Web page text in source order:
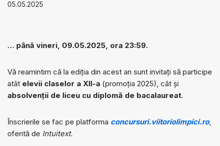
05.05.2025
… până vineri, 09.05.2025, ora 23:59.
Vă reamintim că la ediția din acest an sunt invitați să participe
atât elevii claselor a XII-a (promoția 2025), cât și
absolvenții de liceu cu diplomă de bacalaureat.
Înscrierile se fac pe platforma concursuri.viitoriolimpici.ro,
oferită de Intuitext.